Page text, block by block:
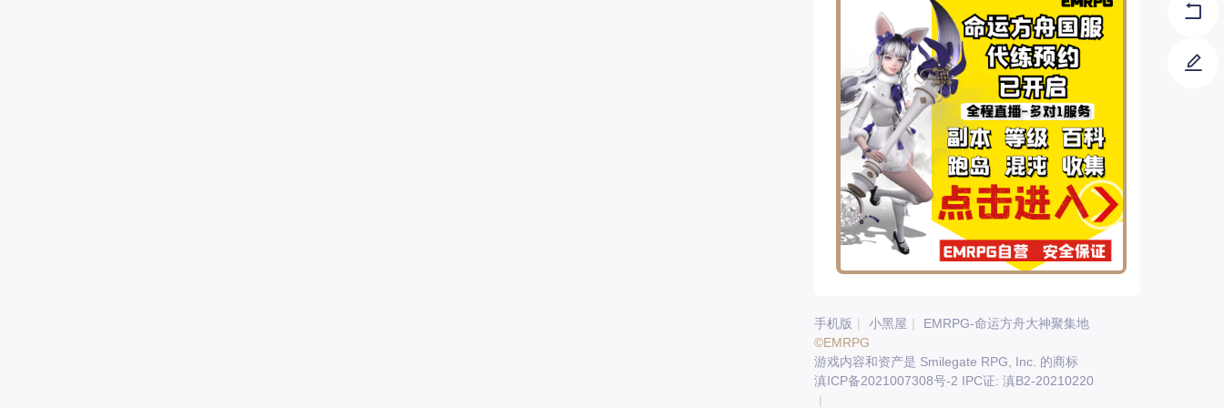
手机版 | 小黑屋 |
EMRPG-命运方舟大神聚集地
©EMRPG
游戏内容和资产是 Smilegate RPG, Inc. 的商标
滇ICP备2021007308号-2 IPC证: 滇B2-20210220
|